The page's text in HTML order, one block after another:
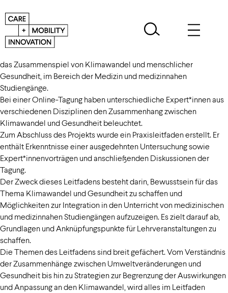
das Zusammenspiel von Klimawandel und menschlicher
Gesundheit, im Bereich der Medizin und medizinnahen
Studiengänge.
Bei einer Online-Tagung haben unterschiedliche Expert*innen aus
verschiedenen Disziplinen den Zusammenhang zwischen
Klimawandel und Gesundheit beleuchtet.
Zum Abschluss des Projekts wurde ein Praxisleitfaden erstellt. Er
enthält Erkenntnisse einer ausgedehnten Untersuchung sowie
Expert*innenvorträgen und anschließenden Diskussionen der
Tagung.
Der Zweck dieses Leitfadens besteht darin, Bewusstsein für das
Thema Klimawandel und Gesundheit zu schaffen und
Möglichkeiten zur Integration in den Unterricht von medizinischen
und medizinnahen Studiengängen aufzuzeigen. Es zielt darauf ab,
Grundlagen und Anknüpfungspunkte für Lehrveranstaltungen zu
schaffen.
Die Themen des Leitfadens sind breit gefächert. Vom Verständnis
der Zusammenhänge zwischen Umweltveränderungen und
Gesundheit bis hin zu Strategien zur Begrenzung der Auswirkungen
und Anpassung an den Klimawandel, wird alles im Leitfaden